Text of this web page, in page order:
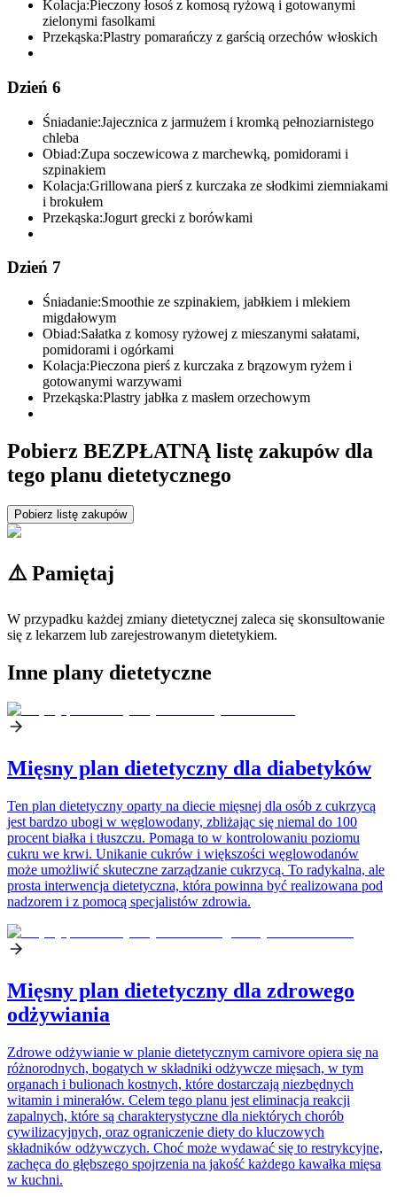
Kolacja:Pieczony łosoś z komosą ryżową i gotowanymi
zielonymi fasolkami
Przekąska:Plastry pomarańczy z garścią orzechów włoskich
Dzień 6
Śniadanie:Jajecznica z jarmużem i kromką pełnoziarnistego
chleba
Obiad:Zupa soczewicowa z marchewką, pomidorami i
szpinakiem
Kolacja:Grillowana pierś z kurczaka ze słodkimi ziemniakami
i brokułem
Przekąska:Jogurt grecki z borówkami
Dzień 7
Śniadanie:Smoothie ze szpinakiem, jabłkiem i mlekiem
migdałowym
Obiad:Sałatka z komosy ryżowej z mieszanymi sałatami,
pomidorami i ogórkami
Kolacja:Pieczona pierś z kurczaka z brązowym ryżem i
gotowanymi warzywami
Przekąska:Plastry jabłka z masłem orzechowym
Pobierz BEZPŁATNĄ listę zakupów dla
tego planu dietetycznego
Pobierz listę zakupów
⚠️ Pamiętaj
W przypadku każdej zmiany dietetycznej zaleca się skonsultowanie
się z lekarzem lub zarejestrowanym dietetykiem.
Inne plany dietetyczne
Mięsny plan dietetyczny dla diabetyków
Ten plan dietetyczny oparty na diecie mięsnej dla osób z cukrzycą
jest bardzo ubogi w węglowodany, zbliżając się niemal do 100
procent białka i tłuszczu. Pomaga to w kontrolowaniu poziomu
cukru we krwi. Unikanie cukrów i większości węglowodanów
może umożliwić skuteczne zarządzanie cukrzycą. To radykalna, ale
prosta interwencja dietetyczna, która powinna być realizowana pod
nadzorem i z pomocą specjalistów zdrowia.
Mięsny plan dietetyczny dla zdrowego
odżywiania
Zdrowe odżywianie w planie dietetycznym carnivore opiera się na
różnorodnych, bogatych w składniki odżywcze mięsach, w tym
organach i bulionach kostnych, które dostarczają niezbędnych
witamin i minerałów. Celem tego planu jest eliminacja reakcji
zapalnych, które są charakterystyczne dla niektórych chorób
cywilizacyjnych, oraz ograniczenie diety do kluczowych
składników odżywczych. Choć może wydawać się to restrykcyjne,
zachęca do głębszego spojrzenia na jakość każdego kawałka mięsa
w kuchni.